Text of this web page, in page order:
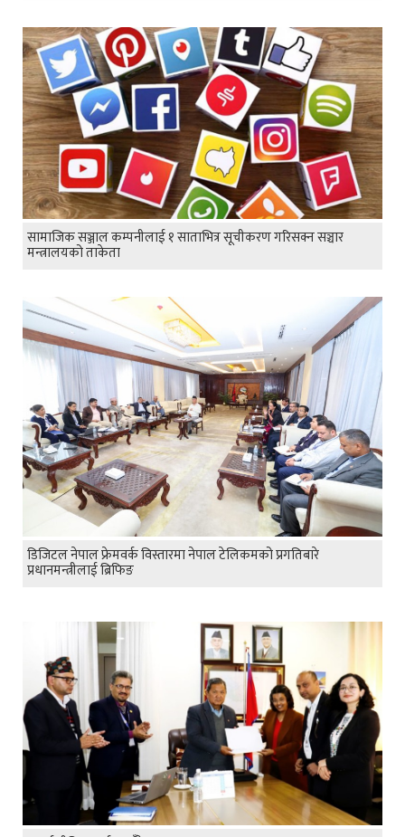
सामाजिक सञ्जाल कम्पनीलाई १ साताभित्र सूचीकरण गरिसक्न सञ्चार
मन्त्रालयको ताकेता
डिजिटल नेपाल फ्रेमवर्क विस्तारमा नेपाल टेलिकमको प्रगतिबारे
प्रधानमन्त्रीलाई ब्रिफिङ